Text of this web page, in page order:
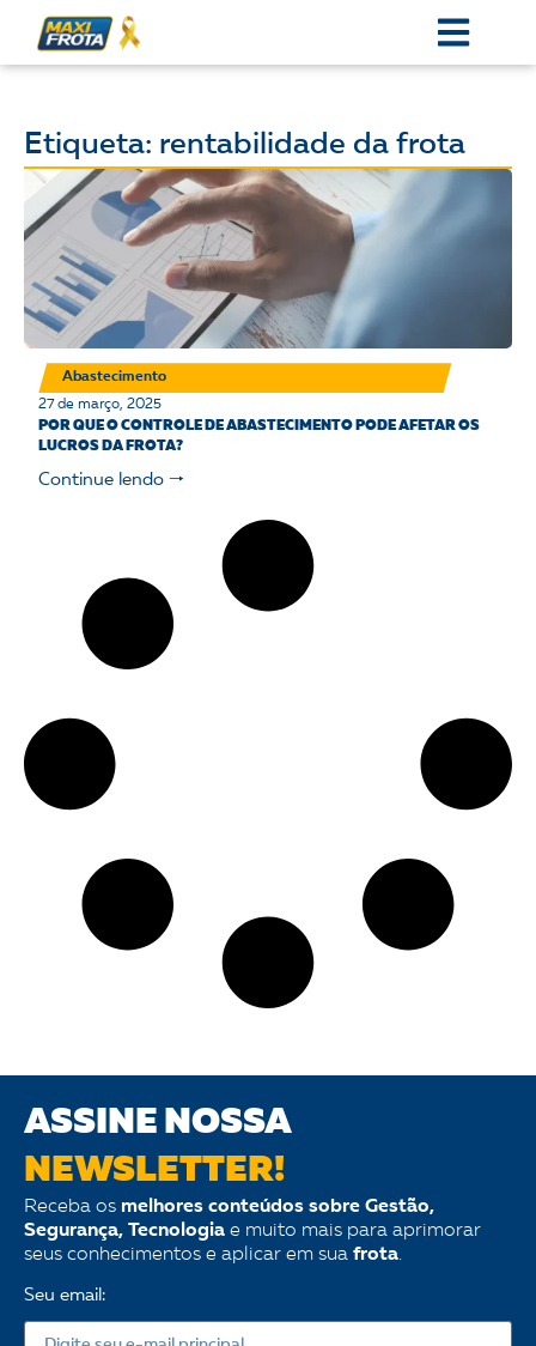
Etiqueta: rentabilidade da frota
Abastecimento
27 de março, 2025
POR QUE O CONTROLE DE ABASTECIMENTO PODE AFETAR OS
LUCROS DA FROTA?
Continue lendo 🠒
ASSINE NOSSA
NEWSLETTER!
Receba os melhores conteúdos sobre Gestão,
Segurança, Tecnologia e muito mais para aprimorar
seus conhecimentos e aplicar em sua frota.
Seu email: